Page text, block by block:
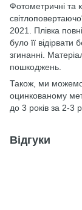
Фотометричні та
2021. Плівка
було її
згинанні.
пошкоджень.
Також, ми можемо
оцинкованому
до 3 років за 2-3
Відгуки